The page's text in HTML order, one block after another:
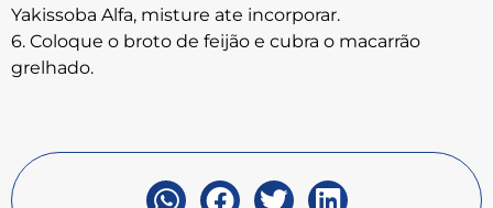
Yakissoba Alfa, misture ate incorporar.
6. Coloque o broto de feijão e cubra o macarrão
grelhado.